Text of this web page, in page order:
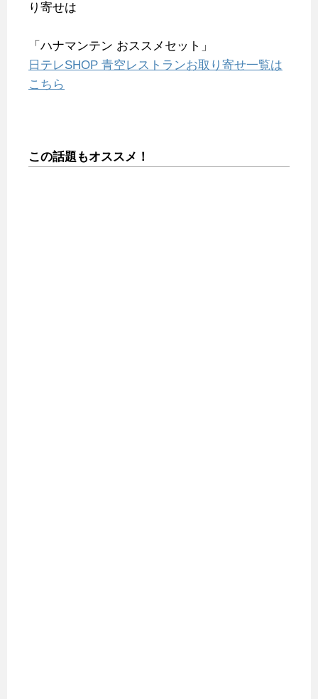
り寄せは
「ハナマンテン おススメセット」
日テレSHOP 青空レストランお取り寄せ一覧は
こちら
この話題もオススメ！